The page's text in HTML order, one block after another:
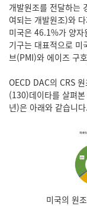
개발원조를 전달하는
여되는 개발원조)와
미국은 46.1%가 양자
기구는 대표적으로 미
브(PMI)와 에이즈 구
OECD DAC의 CRS
(130)데이타를 살펴
년)은 아래와 같습니다.
미국의 원